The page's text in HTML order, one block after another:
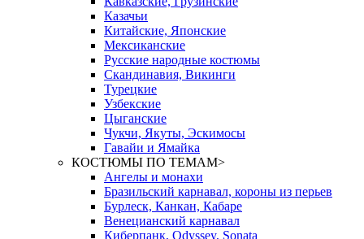
Казачьи
Китайские, Японские
Мексиканские
Русские народные костюмы
Скандинавия, Викинги
Турецкие
Узбекские
Цыганские
Чукчи, Якуты, Эскимосы
Гавайи и Ямайка
КОСТЮМЫ ПО ТЕМАМ>
Ангелы и монахи
Бразильский карнавал, короны из перьев
Бурлеск, Канкан, Кабаре
Венецианский карнавал
Киберпанк, Odyssey, Sonata